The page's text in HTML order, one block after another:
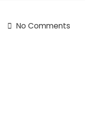
No Comments